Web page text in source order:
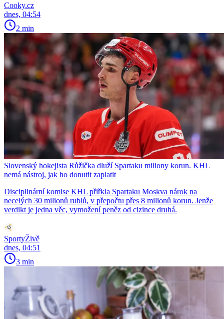
Cooky.cz
dnes, 04:54
2 min
Slovenský hokejista Růžička dluží Spartaku miliony korun. KHL
nemá nástroj, jak ho donutit zaplatit
Disciplinární komise KHL přiřkla Spartaku Moskva nárok na
necelých 30 milionů rublů, v přepočtu přes 8 milionů korun. Jenže
verdikt je jedna věc, vymožení peněz od cizince druhá.
SportyŽivě
dnes, 04:51
3 min